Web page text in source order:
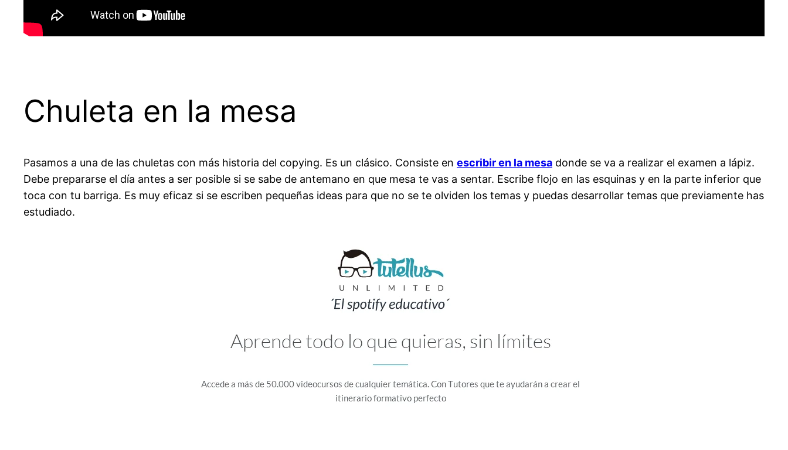
Chuleta en la mesa
Pasamos a una de las chuletas con más historia del copying. Es un clásico. Consiste en escribir en la mesa donde se va a realizar el examen a lápiz.
Debe prepararse el día antes a ser posible si se sabe de antemano en que mesa te vas a sentar. Escribe flojo en las esquinas y en la parte inferior que
toca con tu barriga. Es muy eficaz si se escriben pequeñas ideas para que no se te olviden los temas y puedas desarrollar temas que previamente has
estudiado.